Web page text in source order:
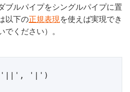
ブルパイプをシングルパイプに置
以下の正規表現 を使えば実現でき
でください）。